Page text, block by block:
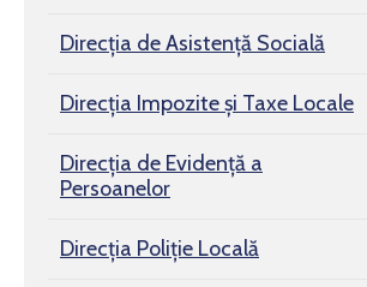
Direcția de Asistență Socială
Direcția Impozite și Taxe Locale
Direcția de Evidență a
Persoanelor
Direcția Poliție Locală